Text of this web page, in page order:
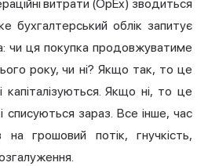
витрати (OpEx) зводиться
бухгалтерський облік запитує
ця покупка продовжуватиме
року, чи ні? Якщо так, то це
капіталізуються. Якщо ні, то це
списуються зараз. Все інше, час
на грошовий потік, гнучкість,